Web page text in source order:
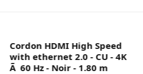
Cordon HDMI High Speed
with ethernet 2.0 - CU - 4K
Ã 60 Hz - Noir - 1.80 m